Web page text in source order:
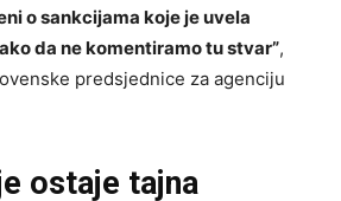
o sankcijama koje je uvela
da ne komentiramo tu stvar”,
predsjednice za agenciju
ostaje tajna